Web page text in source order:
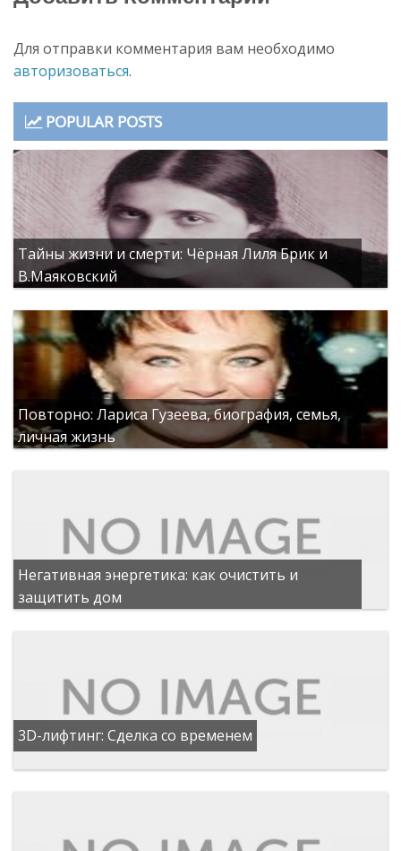
Для отправки комментария вам необходимо
авторизоваться.
POPULAR POSTS
Тайны жизни и смерти: Чёрная Лиля Брик и
В.Маяковский
Повторно: Лариса Гузеева, биография, семья,
личная жизнь
Негативная энергетика: как очистить и
защитить дом
3D-лифтинг: Сделка со временем